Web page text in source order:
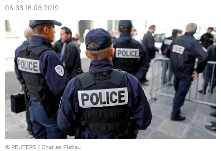
06:38 16.03.2019
© REUTERS / Charles Platiau